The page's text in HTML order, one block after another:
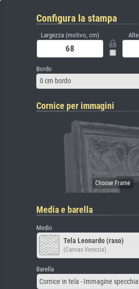
Configura la stampa
Largezza (motivo, cm)
Bordo
0 cm bordo
Cornice per immagini
Media e barella
Medio
Tela Leonardo (raso)
(Canvas Venezia)
Barella
Cornice in tela - Immagine